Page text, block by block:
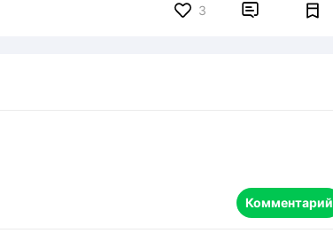
3 
Комментарий